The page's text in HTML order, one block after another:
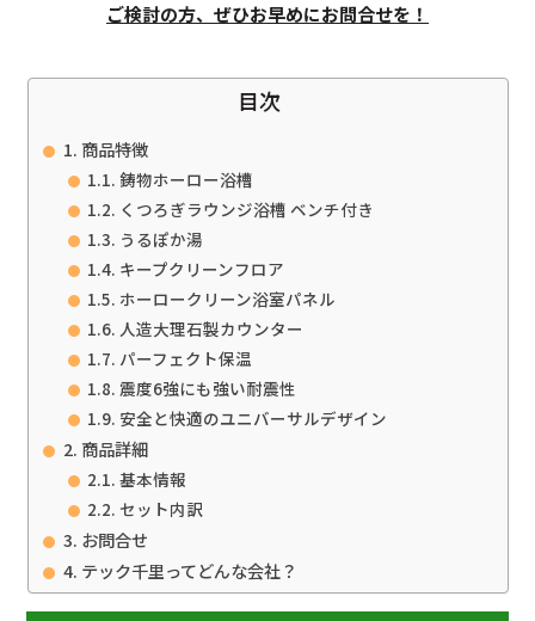
ご検討の方、ぜひお早めにお問合せを！
目次
商品特徴
鋳物ホーロー浴槽
くつろぎラウンジ浴槽 ベンチ付き
うるぽか湯
キープクリーンフロア
ホーロークリーン浴室パネル
人造大理石製カウンター
パーフェクト保温
震度6強にも強い耐震性
安全と快適のユニバーサルデザイン
商品詳細
基本情報
セット内訳
お問合せ
テック千里ってどんな会社？